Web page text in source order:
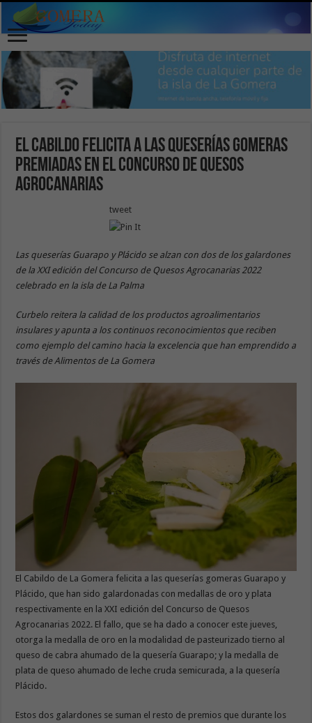
El Cabildo felicita a las queserías gomeras
premiadas en el concurso de quesos
Agrocanarias
tweet
Las queserías Guarapo y Plácido se alzan con dos de los galardones
de la XXI edición del Concurso de Quesos Agrocanarias 2022
celebrado en la isla de La Palma
Curbelo reitera la calidad de los productos agroalimentarios
insulares y apunta a los continuos reconocimientos que reciben
como ejemplo del camino hacia la excelencia que han emprendido a
través de Alimentos de La Gomera
El Cabildo de La Gomera felicita a las queserías gomeras Guarapo y
Plácido, que han sido galardonadas con medallas de oro y plata
respectivamente en la XXI edición del Concurso de Quesos
Agrocanarias 2022. El fallo, que se ha dado a conocer este jueves,
otorga la medalla de oro en la modalidad de pasteurizado tierno al
queso de cabra ahumado de la quesería Guarapo; y la medalla de
plata de queso ahumado de leche cruda semicurada, a la quesería
Plácido.
Estos dos galardones se suman el resto de premios que durante los